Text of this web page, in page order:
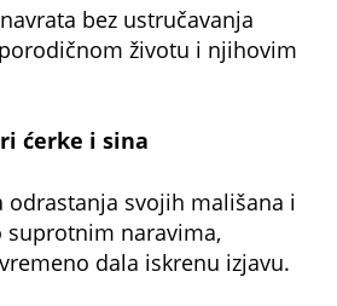
bez ustručavanja
životu i njihovim
ćerke i sina
odrastanja svojih mališana i
naravima,
dala iskrenu izjavu.